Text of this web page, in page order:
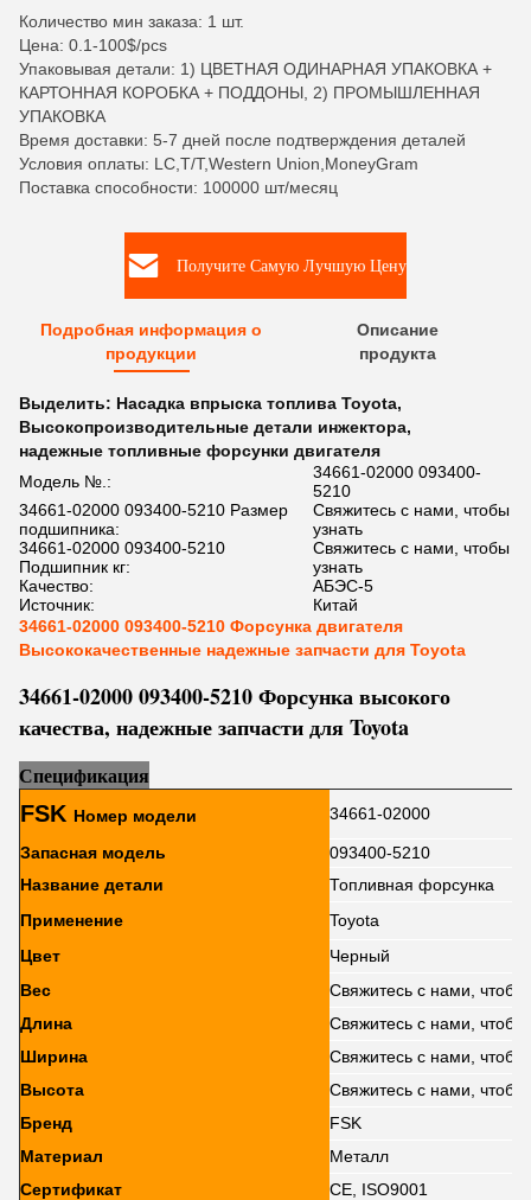
Количество мин заказа: 1 шт.
Цена: 0.1-100$/pcs
Упаковывая детали: 1) ЦВЕТНАЯ ОДИНАРНАЯ УПАКОВКА +
КАРТОННАЯ КОРОБКА + ПОДДОНЫ, 2) ПРОМЫШЛЕННАЯ
УПАКОВКА
Время доставки: 5-7 дней после подтверждения деталей
Условия оплаты: LC,T/T,Western Union,MoneyGram
Поставка способности: 100000 шт/месяц
Получите Самую Лучшую Цену
Подробная информация о
продукции
Описание
продукта
Выделить: Насадка впрыска топлива Toyota,
Высокопроизводительные детали инжектора,
надежные топливные форсунки двигателя
Модель №.:
34661-02000 093400-
5210
34661-02000 093400-5210 Размер
подшипника:
Свяжитесь с нами, чтобы
узнать
34661-02000 093400-5210
Подшипник кг:
Свяжитесь с нами, чтобы
узнать
Качество:
АБЭС-5
Источник:
Китай
34661-02000 093400-5210 Форсунка двигателя
Высококачественные надежные запчасти для Toyota
34661-02000 093400-5210 Форсунка высокого
качества, надежные запчасти для Toyota
Спецификация
FSK Номер модели 34661-02000
Запасная модель
093400-5210
Название детали
Топливная форсунка
Применение
Toyota
Цвет
Черный
Вес
Свяжитесь с нами, чтобы
Длина
Свяжитесь с нами, чтобы
Ширина
Свяжитесь с нами, чтобы
Высота
Свяжитесь с нами, чтобы
Бренд
FSK
Материал
Металл
Сертификат
CE, ISO9001